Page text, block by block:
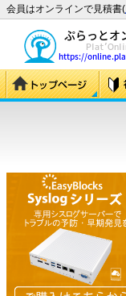
会員はオンラインで見積書(